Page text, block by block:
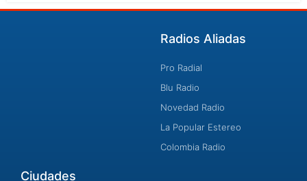
Radios Aliadas
Pro Radial
Blu Radio
Novedad Radio
La Popular Estereo
Colombia Radio
Ciudades